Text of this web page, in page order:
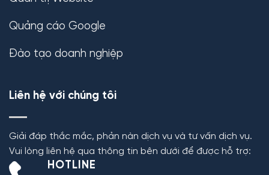
Quảng cáo Google
Đào tạo doanh nghiệp
Liên hệ với chúng tôi
Giải đáp thắc mắc, phản nàn dịch vụ và tư vấn dịch vụ.
Vui lòng liên hệ qua thông tin bên dưới để được hỗ trợ:
HOTLINE